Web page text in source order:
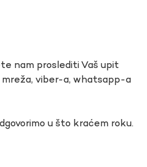
nam proslediti Vaš upit
viber-a, whatsapp-a
u što kraćem roku.